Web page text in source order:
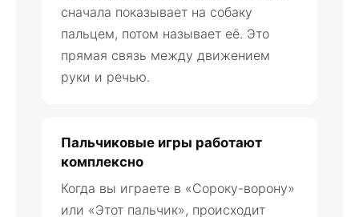
сначала показывает на собаку
пальцем, потом называет её. Это
прямая связь между движением
руки и речью.
Пальчиковые игры работают
комплексно
Когда вы играете в «Сороку-ворону»
или «Этот пальчик», происходит